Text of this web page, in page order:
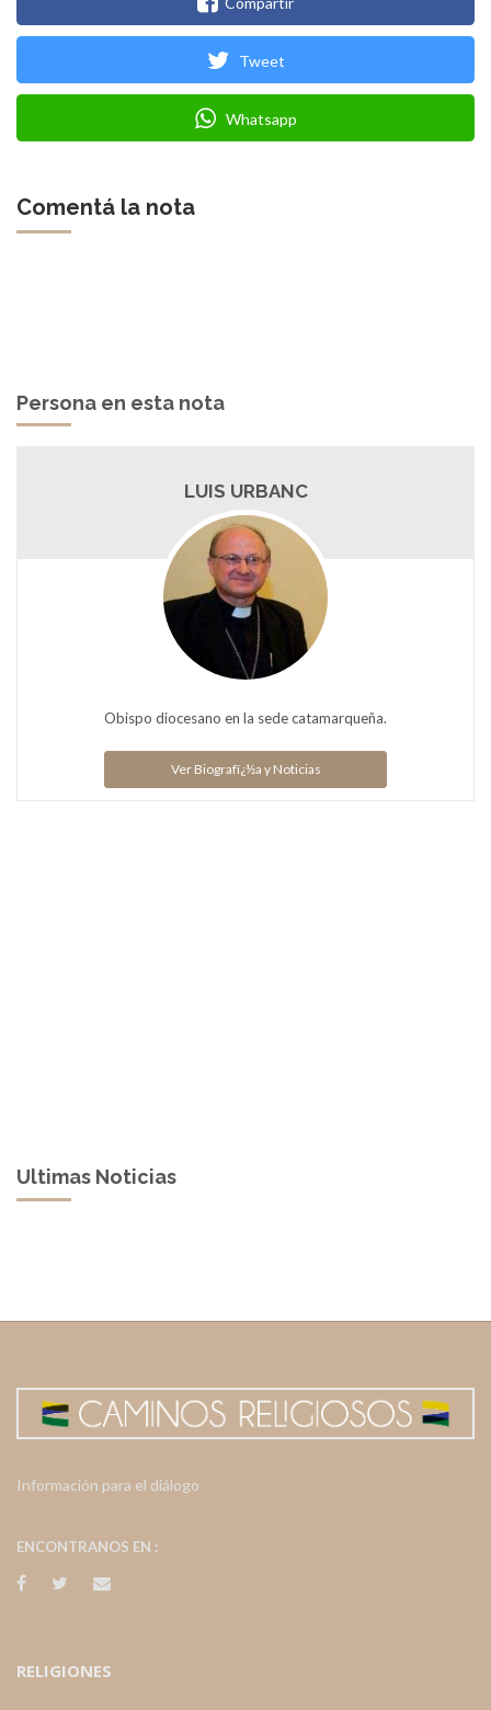
Tweet
Whatsapp
Comentá la nota
Persona en esta nota
LUIS URBANC
Obispo diocesano en la sede catamarqueña.
Ver Biografï¿½a y Noticias
Ultimas Noticias
Información para el diálogo
ENCONTRANOS EN :
RELIGIONES